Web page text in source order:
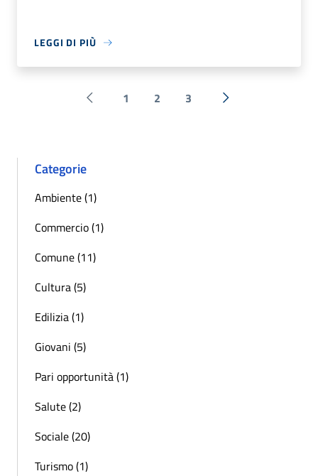
LEGGI DI PIÙ
Pagina precedente
1 2 3 Successiva »
Categorie
Ambiente (1)
Commercio (1)
Comune (11)
Cultura (5)
Edilizia (1)
Giovani (5)
Pari opportunità (1)
Salute (2)
Sociale (20)
Turismo (1)